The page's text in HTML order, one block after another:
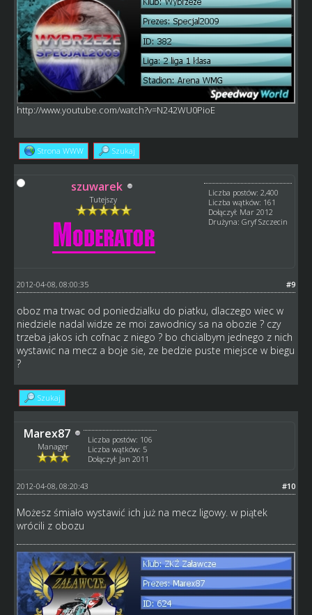
http://www.youtube.com/watch?v=N242WU0PioE
Strona WWW Szukaj
szuwarek
Tutejszy
Liczba postów: 2,400
Liczba wątków: 161
Dołączył: Mar 2012
Drużyna: Gryf Szczecin
#9
2012-04-08, 08:00:35
oboz ma trwac od poniedzialku do piatku, dlaczego wiec w
niedziele nadal widze ze moi zawodnicy sa na obozie ? czy
trzeba jakos ich cofnac z niego ? bo chcialbym jednego z nich
wystawic na mecz a boje sie, ze bedzie puste miejsce w biegu
?
Szukaj
Marex87
Manager
Liczba postów: 106
Liczba wątków: 5
Dołączył: Jan 2011
#10
2012-04-08, 08:20:43
Możesz śmiało wystawić ich już na mecz ligowy. w piątek
wrócili z obozu